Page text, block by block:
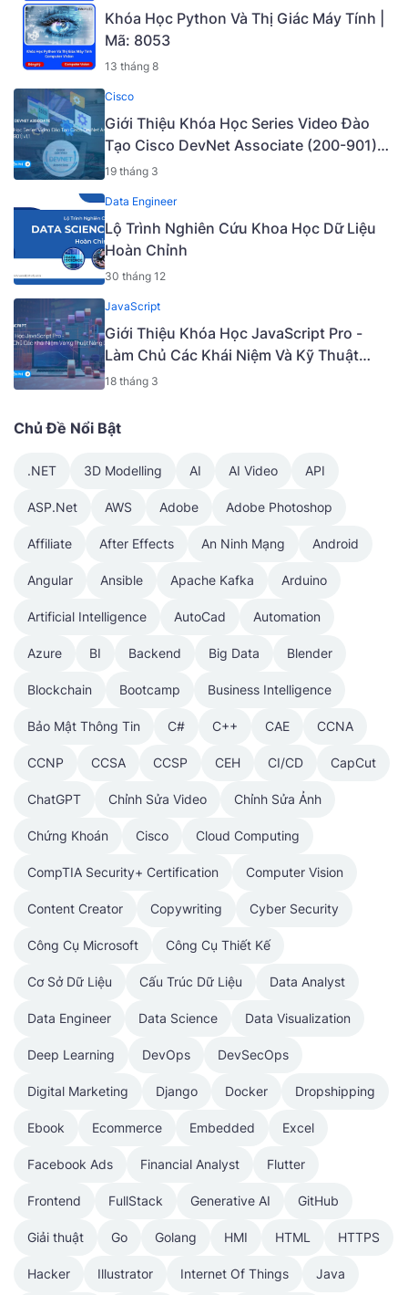
Khóa Học Python Và Thị Giác Máy Tính |
Mã: 8053
13 tháng 8
Cisco
Giới Thiệu Khóa Học Series Video Đào
Tạo Cisco DevNet Associate (200-901)
v1.1 [Mã - 6927 A]
19 tháng 3
Data Engineer
Lộ Trình Nghiên Cứu Khoa Học Dữ Liệu
Hoàn Chỉnh
30 tháng 12
JavaScript
Giới Thiệu Khóa Học JavaScript Pro -
Làm Chủ Các Khái Niệm Và Kỹ Thuật
Nâng Cao [Mã - 6919 A]
18 tháng 3
Chủ Đề Nổi Bật
.NET 3D Modelling AI AI Video API
ASP.Net AWS Adobe Adobe Photoshop
Affiliate After Effects An Ninh Mạng Android
Angular Ansible Apache Kafka Arduino
Artificial Intelligence AutoCad Automation
Azure BI Backend Big Data Blender
Blockchain Bootcamp Business Intelligence
Bảo Mật Thông Tin C# C++ CAE CCNA
CCNP CCSA CCSP CEH CI/CD CapCut
ChatGPT Chỉnh Sửa Video Chỉnh Sửa Ảnh
Chứng Khoán Cisco Cloud Computing
CompTIA Security+ Certification Computer Vision
Content Creator Copywriting Cyber Security
Công Cụ Microsoft Công Cụ Thiết Kế
Cơ Sở Dữ Liệu Cấu Trúc Dữ Liệu Data Analyst
Data Engineer Data Science Data Visualization
Deep Learning DevOps DevSecOps
Digital Marketing Django Docker Dropshipping
Ebook Ecommerce Embedded Excel
Facebook Ads Financial Analyst Flutter
Frontend FullStack Generative AI GitHub
Giải thuật Go Golang HMI HTML HTTPS
Hacker Illustrator Internet Of Things Java